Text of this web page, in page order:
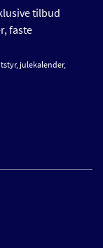
tilbud
faste
julekalender,